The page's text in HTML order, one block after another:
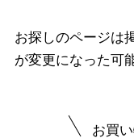
お探しのページは
が変更になった可
お買